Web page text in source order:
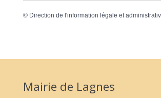
© Direction de l'information légale et
Mairie de Lagnes